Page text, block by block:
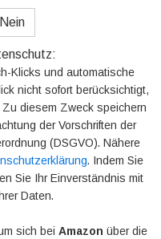
Nein
Klicks und automatische
nicht sofort berücksichtigt,
Zu diesem Zweck speichern
der Vorschriften der
(DSGVO). Nähere
. Indem Sie
Sie Ihr Einverständnis mit
Daten.
sich bei Amazon über die